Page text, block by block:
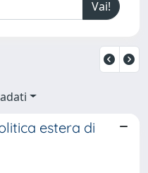
estera di